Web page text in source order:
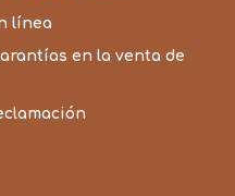
línea
en la venta de